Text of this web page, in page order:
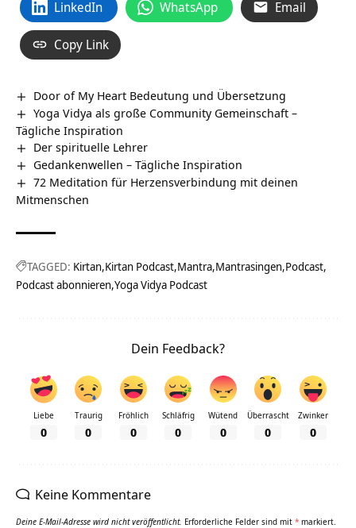
LinkedIn WhatsApp Email
Copy Link
Door of My Heart Bedeutung und Übersetzung
Yoga Vidya als große Community Gemeinschaft –
Tägliche Inspiration
Der spirituelle Lehrer
Gedankenwellen – Tägliche Inspiration
72 Meditation für Herzensverbindung mit deinen
Mitmenschen
TAGGED: Kirtan Kirtan Podcast Mantra Mantrasingen Podcast
Podcast abonnieren Yoga Vidya Podcast
Dein Feedback?
Liebe
0
Traurig
0
Fröhlich
0
Schläfrig
0
Wütend
0
Überrascht
0
Zwinker
0
Keine Kommentare
Deine E-Mail-Adresse wird nicht veröffentlicht. Erforderliche Felder sind mit * markiert.